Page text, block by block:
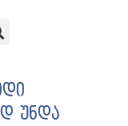
უნდა